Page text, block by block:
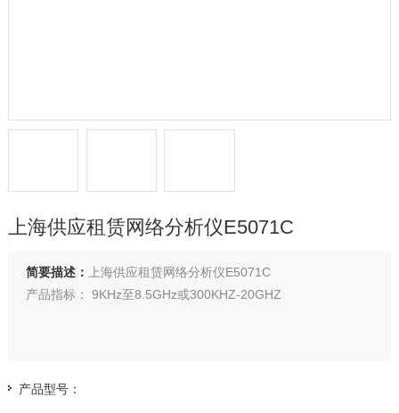
上海供应租赁网络分析仪E5071C
简要描述：
上海供应租赁网络分析仪E5071C
产品指标： 9KHz至8.5GHz或300KHZ-20GHZ
产品型号：